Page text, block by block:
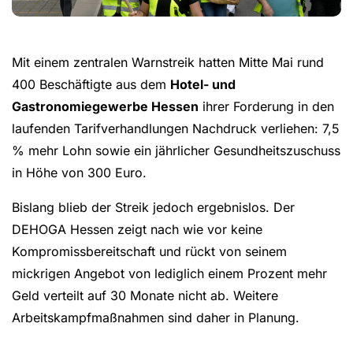
Mit einem zentralen Warnstreik hatten Mitte Mai rund
400 Beschäftigte aus dem Hotel- und
Gastronomiegewerbe Hessen ihrer Forderung in den
laufenden Tarifverhandlungen Nachdruck verliehen: 7,5
% mehr Lohn sowie ein jährlicher Gesundheitszuschuss
in Höhe von 300 Euro.
Bislang blieb der Streik jedoch ergebnislos. Der
DEHOGA Hessen zeigt nach wie vor keine
Kompromissbereitschaft und rückt von seinem
mickrigen Angebot von lediglich einem Prozent mehr
Geld verteilt auf 30 Monate nicht ab. Weitere
Arbeitskampfmaßnahmen sind daher in Planung.